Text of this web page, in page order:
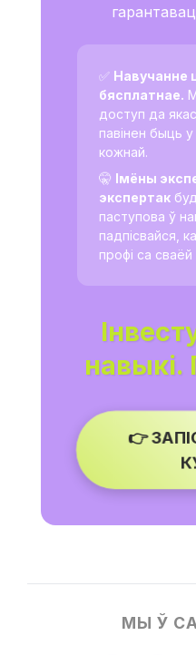
✅ Навучанне
бясплатнае.
доступ да
павінен быць у
кожнай.
🤫 Імёны
экспертак
паступова ў
падпісвайся,
профі са
навыкі.
👉
МЫ Ў